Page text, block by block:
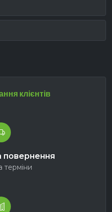
клієнтів
повернення
терміни